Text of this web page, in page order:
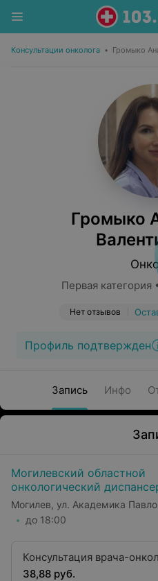
Консультации онколога • Громыко
Громыко
Первая категория
Нет отзывов
Профиль подтвержден
Запись Инфо
Могилевский областной
онкологический
Могилев, ул. Академика
до 18:00
Консультация врача-
квалификационной
38,88 руб.